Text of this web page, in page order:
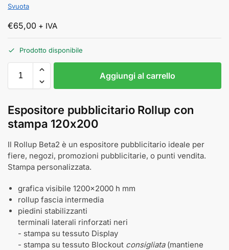
Svuota
€65,00 + IVA
Prodotto disponibile
Aggiungi al carrello
Espositore pubblicitario Rollup con
stampa 120x200
Il Rollup Beta2 è un espositore pubblicitario ideale per
fiere, negozi, promozioni pubblicitarie, o punti vendita.
Stampa personalizzata.
grafica visibile 1200x2000 h mm
rollup fascia intermedia
piedini stabilizzanti
terminali laterali rinforzati neri
- stampa su tessuto Display
- stampa su tessuto Blockout consigliata(mantiene